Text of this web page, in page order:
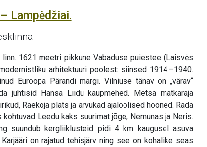
Lampėdžiai.
linn. 1621 meetri pikkune Vabaduse puiestee (Laisvės
arhitektuuri poolest: siinsed 1914.–1940.
Euroopa Pärandi märgi. Vilniuse tänav on „värav“
juhtisid Hansa Liidu kaupmehed. Metsa matkaraja
Raekoja plats ja arvukad ajaloolised hooned. Rada
Leedu kaks suurimat jõge, Nemunas ja Neris.
suundub kergliiklusteid pidi 4 km kaugusel asuva
Karjääri on rajatud tehisjärv ning see on kohalike seas